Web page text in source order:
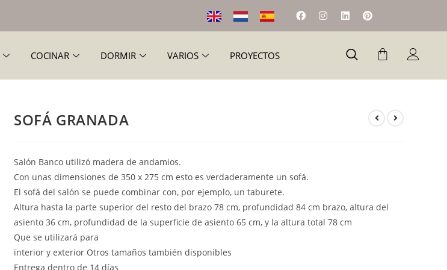
COCINAR DORMIR VARIOS PROYECTOS
SOFÁ GRANADA
Salón Banco utilizó madera de andamios.
Con unas dimensiones de 350 x 275 cm esto es verdaderamente un sofá.
El sofá del salón se puede combinar con, por ejemplo, un taburete.
Altura hasta la parte superior del resto del brazo 78 cm, profundidad 84 cm brazo, altura del
asiento 36 cm, profundidad de la superficie de asiento 65 cm, y la altura total 78 cm
Que se utilizará para
interior y exterior Otros tamaños también disponibles
Entrega dentro de 14 días